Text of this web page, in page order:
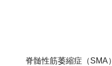
脊髄性筋萎縮症（SMA